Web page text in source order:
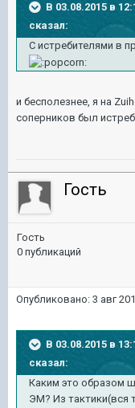
В 03.08.2015 в
сказал:
С истребителями в
и бесполезнее, я на
соперников был
Гость
Гость
0 публикаций
Опубликовано: 3 авг
В 03.08.2015 в
сказал:
Каким это образом
ЭМ? Из тактики(вся